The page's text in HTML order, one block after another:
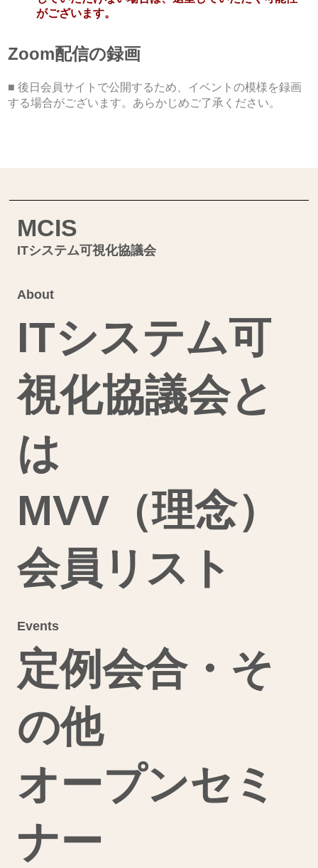
Zoom配信の録画
■ 後日会員サイトで公開するため、イベントの模様を録画
する場合がございます。あらかじめご了承ください。
がございます。
MCIS
ITシステム可視化協議会
About
ITシステム可
視化協議会と
は
MVV（理念）
会員リスト
Events
定例会合・そ
の他
オープンセミ
ナー